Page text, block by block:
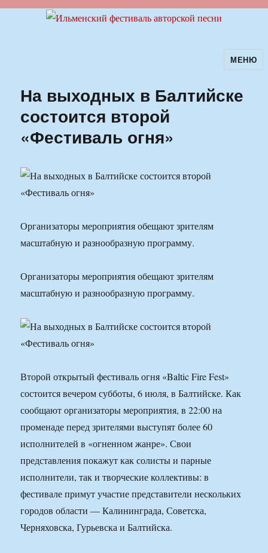
Ильменский фестиваль авторскойМЕНЮ
На выходных в Балтийске
состоится второй
«Фестиваль огня»
Организаторы мероприятия обещают зрителям
масштабную и разнообразную программу.
Организаторы мероприятия обещают зрителям
масштабную и разнообразную программу.
Второй открытый фестиваль огня «Baltic Fire Fest»
состоится вечером субботы, 6 июля, в Балтийске. Как
сообщают организаторы мероприятия, в 22:00 на
променаде перед зрителями выступят более 60
исполнителей в «огненном жанре». Свои
представления покажут как солисты и парные
исполнители, так и творческие коллективы: в
фестивале примут участие представители нескольких
городов области — Калининграда, Советска,
Черняховска, Гурьевска и Балтийска.